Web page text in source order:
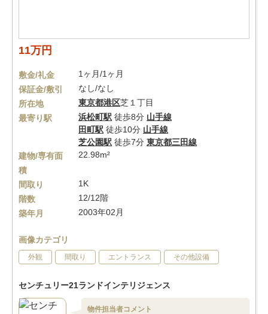
11万円
敷金/礼金
1ヶ月/1ヶ月
保証金/敷引
なし/なし
所在地
東京都港区芝１丁目
最寄り駅
浜松町駅 徒歩8分 山手線
田町駅 徒歩10分 山手線
芝公園駅 徒歩7分 東京都三田線
建物/専有面
積
22.98m²
間取り
1K
階数
12/12階
築年月
2003年02月
画像カテゴリ
外観 間取り エントランス その他設備
センチュリー21ランドインテリジェンス
物件担当者コメント